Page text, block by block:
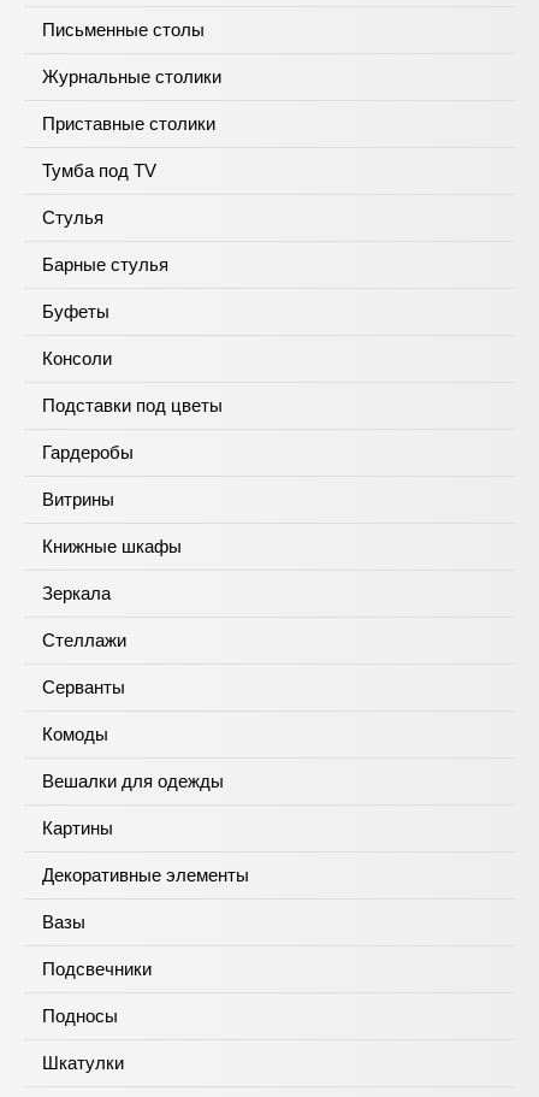
Письменные столы
Журнальные столики
Приставные столики
Тумба под TV
Стулья
Барные стулья
Буфеты
Консоли
Подставки под цветы
Гардеробы
Витрины
Книжные шкафы
Зеркала
Стеллажи
Серванты
Комоды
Вешалки для одежды
Картины
Декоративные элементы
Вазы
Подсвечники
Подносы
Шкатулки